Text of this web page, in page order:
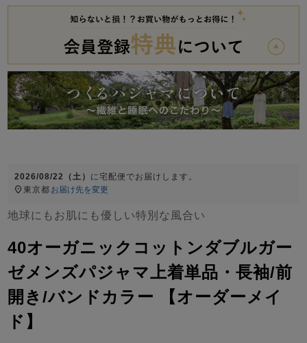
売れ筋ランキング
新着商品
ズボン単品
ズ
パジャマ
き
り
2026/08/22（土） に宅配便 でお届けします。
東京都 お届け先を変更
地球にもお肌にも優しい特別な風合い
40オーガニックコットンダブルガー
ゼメンズパジャマ上着単品・長袖/前
開き/バンドカラー 【オーダーメイ
ド】